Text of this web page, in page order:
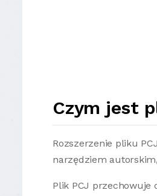
Czym jest
Rozszerzenie pliku
narzędziem
Plik PCJ przechowuje